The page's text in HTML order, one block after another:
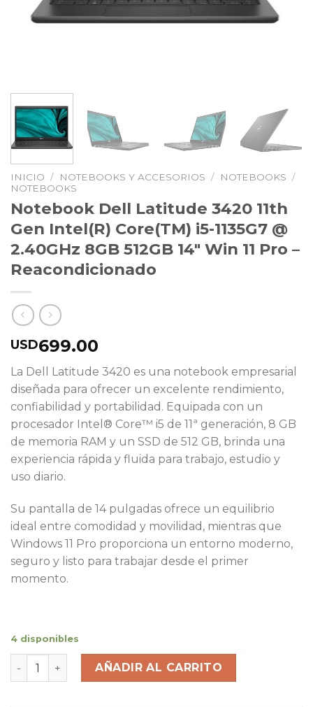
INICIO / NOTEBOOKS Y ACCESORIOS / NOTEBOOKS /
NOTEBOOKS
Notebook Dell Latitude 3420 11th
Gen Intel(R) Core(TM) i5-1135G7 @
2.40GHz 8GB 512GB 14″ Win 11 Pro –
Reacondicionado
USD699.00
La Dell Latitude 3420 es una notebook empresarial
diseñada para ofrecer un excelente rendimiento,
confiabilidad y portabilidad. Equipada con un
procesador Intel® Core™ i5 de 11ª generación, 8 GB
de memoria RAM y un SSD de 512 GB, brinda una
experiencia rápida y fluida para trabajo, estudio y
uso diario.
Su pantalla de 14 pulgadas ofrece un equilibrio
ideal entre comodidad y movilidad, mientras que
Windows 11 Pro proporciona un entorno moderno,
seguro y listo para trabajar desde el primer
momento.
4 disponibles
Notebook Dell Latitude 3420 11th Gen Intel(R)
AÑADIR AL CARRITO